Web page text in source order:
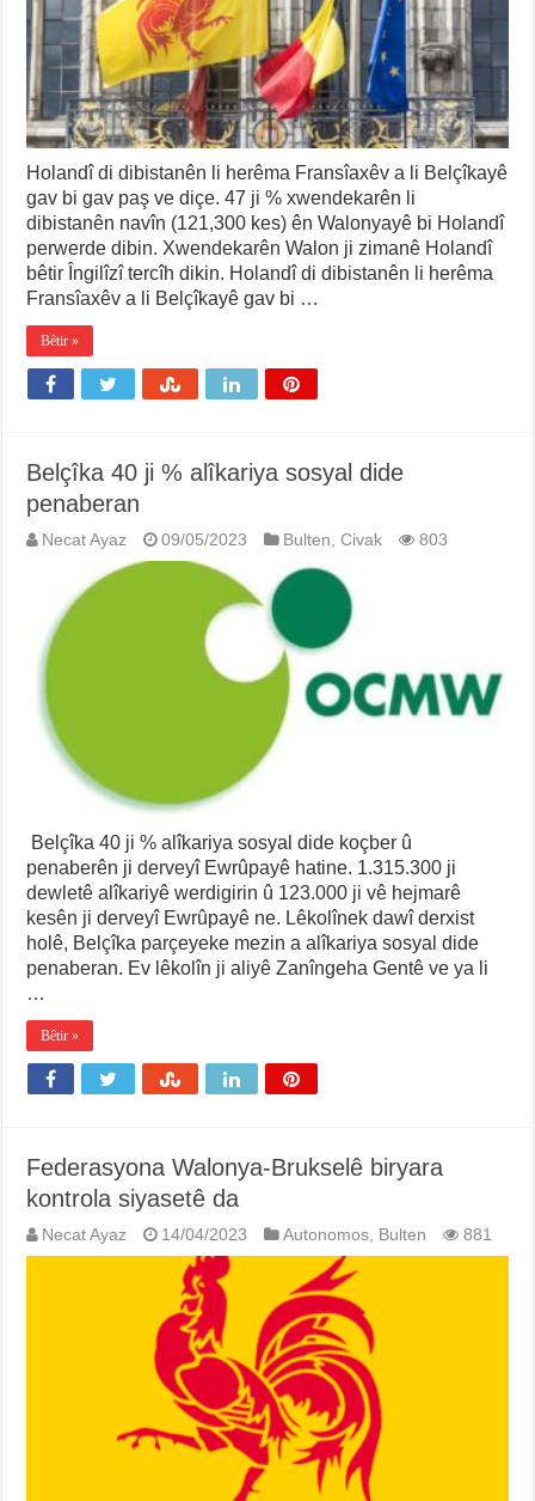
Holandî di dibistanên li herêma Fransîaxêv a li Belçîkayê
gav bi gav paş ve diçe. 47 ji % xwendekarên li
dibistanên navîn (121,300 kes) ên Walonyayê bi Holandî
perwerde dibin. Xwendekarên Walon ji zimanê Holandî
bêtir Îngilîzî tercîh dikin. Holandî di dibistanên li herêma
Fransîaxêv a li Belçîkayê gav bi …
Bêtir »
Belçîka 40 ji % alîkariya sosyal dide
penaberan
Necat Ayaz 09/05/2023 Bulten ,Civak 803
Belçîka 40 ji % alîkariya sosyal dide koçber û
penaberên ji derveyî Ewrûpayê hatine. 1.315.300 ji
dewletê alîkariyê werdigirin û 123.000 ji vê hejmarê
kesên ji derveyî Ewrûpayê ne. Lêkolînek dawî derxist
holê, Belçîka parçeyeke mezin a alîkariya sosyal dide
penaberan. Ev lêkolîn ji aliyê Zanîngeha Gentê ve ya li
…
Bêtir »
Federasyona Walonya-Brukselê biryara
kontrola siyasetê da
Necat Ayaz 14/04/2023 Autonomos Bulten 881